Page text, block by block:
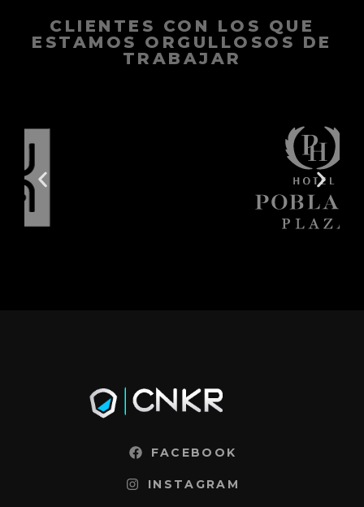
CLIENTES CON LOS QUE
ESTAMOS ORGULLOSOS DE
TRABAJAR
FACEBOOK
INSTAGRAM